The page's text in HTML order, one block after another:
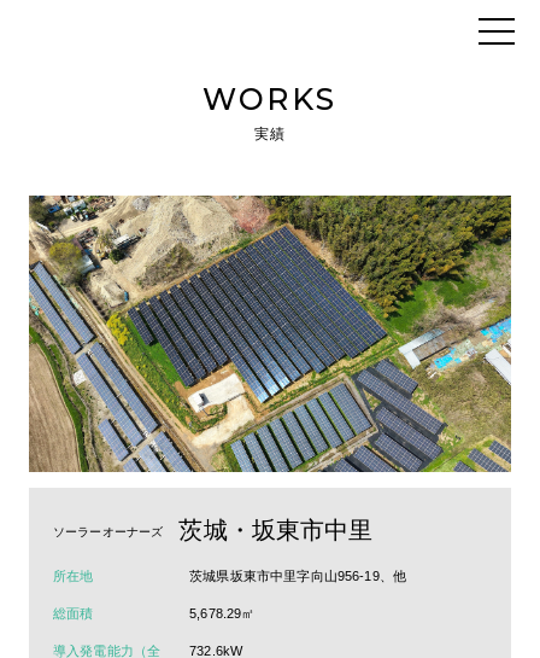
WORKS
実績
ソーラーオーナーズ 茨城・坂東市中里
所在地 茨城県坂東市中里字向山956-19、他
総面積 5,678.29㎡
導入発電能力（全
732.6kW